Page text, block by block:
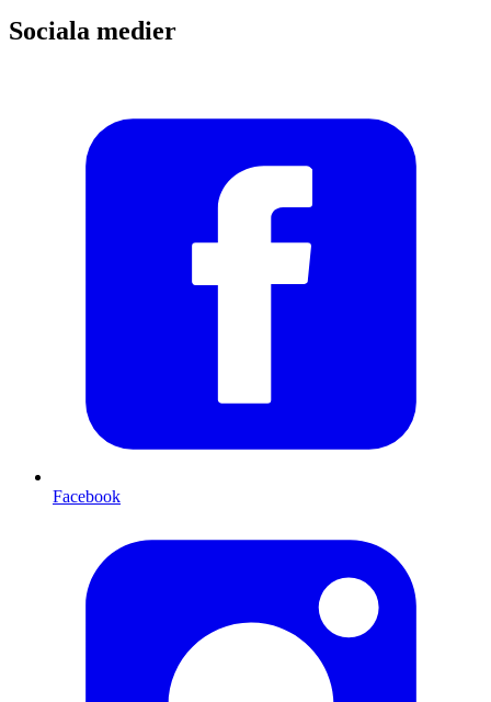
Sociala medier
Facebook